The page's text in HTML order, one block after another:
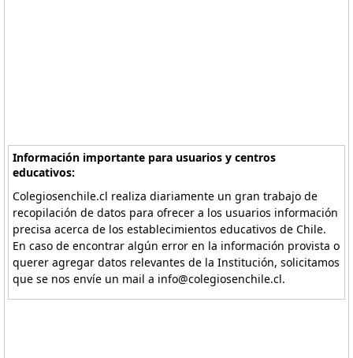
Información importante para usuarios y centros
educativos:
Colegiosenchile.cl realiza diariamente un gran trabajo de
recopilación de datos para ofrecer a los usuarios información
precisa acerca de los establecimientos educativos de Chile.
En caso de encontrar algún error en la información provista o
querer agregar datos relevantes de la Institución, solicitamos
que se nos envíe un mail a info@colegiosenchile.cl.